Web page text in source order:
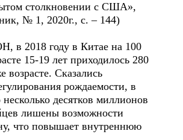
столкновении с США»,
№ 1, 2020г., с. – 144)
в 2018 году в Китае на 100
15-19 лет приходилось 280
возрасте. Сказались
рождаемости, в
несколько десятков миллионов
лишены возможности
что повышает внутреннюю